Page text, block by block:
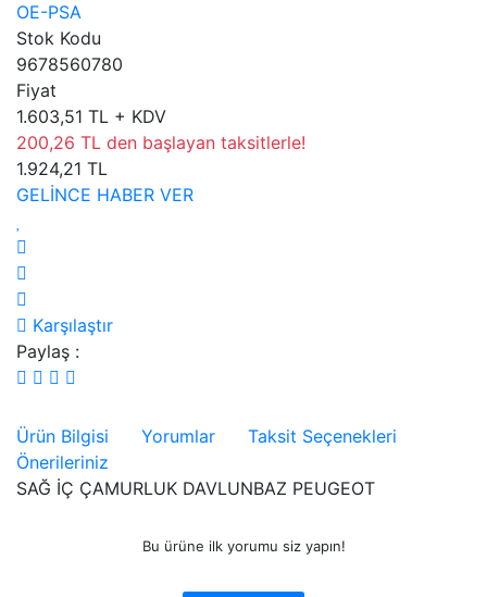
OE-PSA
Stok Kodu
9678560780
Fiyat
1.603,51 TL + KDV
200,26 TL den başlayan taksitlerle!
1.924,21 TL
GELİNCE HABER VER
Karşılaştır
Paylaş :
Ürün Bilgisi Yorumlar
Taksit Seçenekleri
Önerileriniz
SAĞ İÇ ÇAMURLUK DAVLUNBAZ PEUGEOT
Bu ürüne ilk yorumu siz yapın!